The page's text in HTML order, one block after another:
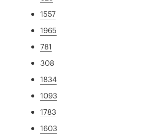
1557
1965
781
308
1834
1093
1783
1603